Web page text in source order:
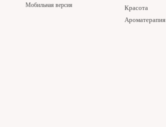
Мобильная версия
Красота
Ароматерапия